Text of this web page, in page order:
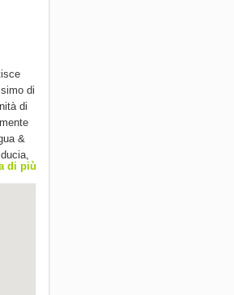
di
di
&
di più